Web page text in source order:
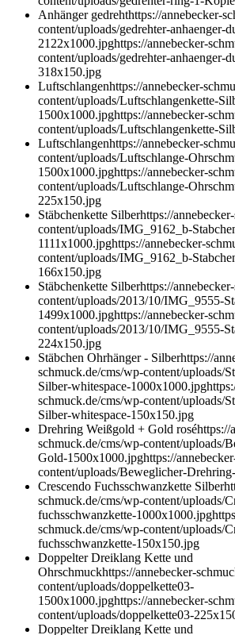
Anhänger gedrehthttps://annebecker-
content/uploads/gedrehter-anhaenger-
2122x1000.jpghttps://annebecker-
content/uploads/gedrehter-anhaenger-
318x150.jpg
Luftschlangenhttps://annebecker-
content/uploads/Luftschlangenkette-
1500x1000.jpghttps://annebecker-
content/uploads/Luftschlangenkette-
Luftschlangenhttps://annebecker-
content/uploads/Luftschlange-
1500x1000.jpghttps://annebecker-
content/uploads/Luftschlange-
225x150.jpg
Stäbchenkette Silberhttps://
content/uploads/IMG_9162_b-
1111x1000.jpghttps://annebecker-
content/uploads/IMG_9162_b-
166x150.jpg
Stäbchenkette Silberhttps://
content/uploads/2013/10/IMG_9555-
1499x1000.jpghttps://annebecker-
content/uploads/2013/10/IMG_9555-
224x150.jpg
Stäbchen Ohrhänger - Silberhttps://
schmuck.de/cms/wp-content/uploads/
Silber-whitespace-1000x1000.jpg
schmuck.de/cms/wp-content/uploads/
Silber-whitespace-150x150.jpg
Drehring Weißgold + Gold roséhttps://
schmuck.de/cms/wp-content/uploads/
Gold-1500x1000.jpghttps://
content/uploads/Beweglicher-
Crescendo Fuchsschwanzkette Silber
schmuck.de/cms/wp-content/uploads/
fuchsschwanzkette-1000x1000.jpg
schmuck.de/cms/wp-content/uploads/
fuchsschwanzkette-150x150.jpg
Doppelter Dreiklang Kette und
Ohrschmuckhttps://annebecker-
content/uploads/doppelkette03-
1500x1000.jpghttps://annebecker-
content/uploads/doppelkette03-
Doppelter Dreiklang Kette und